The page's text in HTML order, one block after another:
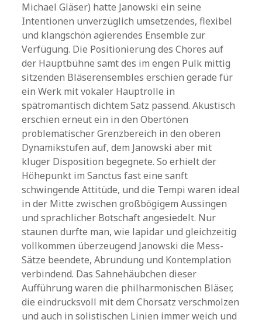
Michael Gläser) hatte Janowski ein seine
Intentionen unverzüglich umsetzendes, flexibel
und klangschön agierendes Ensemble zur
Verfügung. Die Positionierung des Chores auf
der Hauptbühne samt des im engen Pulk mittig
sitzenden Bläserensembles erschien gerade für
ein Werk mit vokaler Hauptrolle in
spätromantisch dichtem Satz passend. Akustisch
erschien erneut ein in den Obertönen
problematischer Grenzbereich in den oberen
Dynamikstufen auf, dem Janowski aber mit
kluger Disposition begegnete. So erhielt der
Höhepunkt im Sanctus fast eine sanft
schwingende Attitüde, und die Tempi waren ideal
in der Mitte zwischen großbögigem Aussingen
und sprachlicher Botschaft angesiedelt. Nur
staunen durfte man, wie lapidar und gleichzeitig
vollkommen überzeugend Janowski die Mess-
Sätze beendete, Abrundung und Kontemplation
verbindend. Das Sahnehäubchen dieser
Aufführung waren die philharmonischen Bläser,
die eindrucksvoll mit dem Chorsatz verschmolzen
und auch in solistischen Linien immer weich und